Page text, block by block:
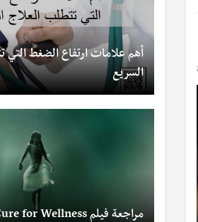
أهم علامات ارتفاع الضغط التي
السريع
مراجعة فيلم A Cure for Wellness